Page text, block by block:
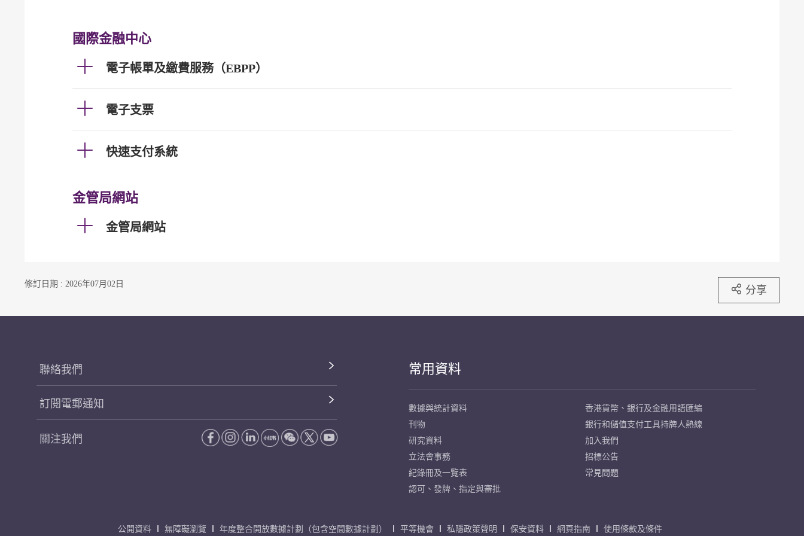
國際金融中心
電子帳單及繳費服務（EBPP）
電子支票
快速支付系統
金管局網站
金管局網站
修訂日期 : 2026年07月02日 分享
聯絡我們
訂閱電郵通知
關注我們
常用資料
數據與統計資料
刊物
研究資料
立法會事務
紀錄冊及一覽表
認可、發牌、指定與審批
香港貨幣、銀行及金融用語匯編
銀行和儲值支付工具持牌人熱線
加入我們
招標公告
常見問題
公開資料 無障礙瀏覽 年度整合開放數據計劃（包含空間數據計劃） 平等機會 私隱政策聲明 保安資料 網頁指南 使用條款及條件